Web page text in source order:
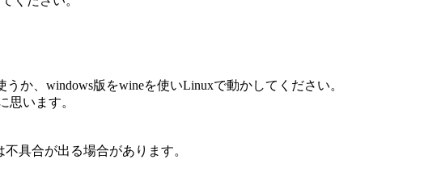
か、windows版をwineを使いLinuxで動かしてください。
思います。
具合が出る場合があります。